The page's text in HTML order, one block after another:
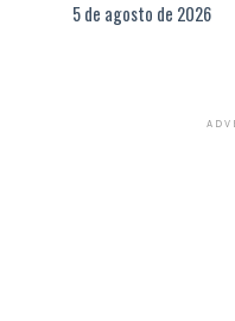
5 de agosto de 2026